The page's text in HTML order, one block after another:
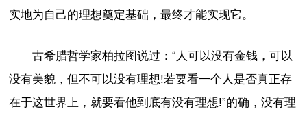
实地为自己的理想奠定基础，最终才能实现它。
古希腊哲学家柏拉图说过：“人可以没有金钱，可以
没有美貌，但不可以没有理想!若要看一个人是否真正存
在于这世界上，就要看他到底有没有理想!”的确，没有理